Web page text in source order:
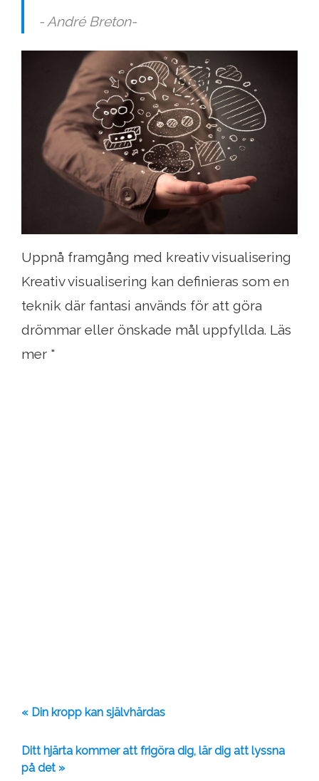
- André Breton-
Uppnå framgång med kreativ visualisering
Kreativ visualisering kan definieras som en
teknik där fantasi används för att göra
drömmar eller önskade mål uppfyllda. Läs
mer "
« Din kropp kan självhärdas
Ditt hjärta kommer att frigöra dig, lär dig att lyssna
på det »